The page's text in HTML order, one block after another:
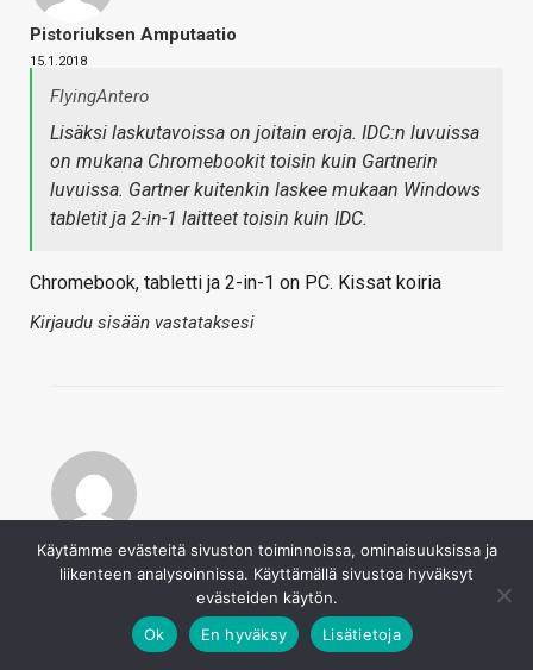
Pistoriuksen Amputaatio
15.1.2018
FlyingAntero
Lisäksi laskutavoissa on joitain eroja. IDC:n luvuissa
on mukana Chromebookit toisin kuin Gartnerin
luvuissa. Gartner kuitenkin laskee mukaan Windows
tabletit ja 2-in-1 laitteet toisin kuin IDC.
Chromebook, tabletti ja 2-in-1 on PC. Kissat koiria
Kirjaudu sisään vastataksesi
IcePen
15.1.2018
Ei se ihan niin menen kun osa on ARM prosessorilla ja
osa on x86 prosessorilla (ja sitten on vielä käyttisero)
Käytämme evästeitä sivuston toiminnoissa, ominaisuuksissa ja
liikenteen analysoinnissa. Käyttämällä sivustoa hyväksyt
evästeiden käytön.
Ok
En hyväksy Lisätietoja